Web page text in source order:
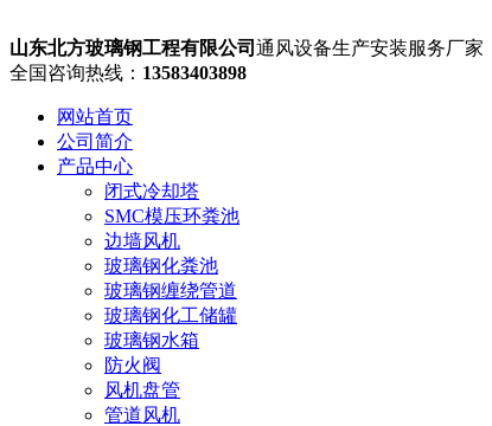
山东北方玻璃钢工程有限公司 通风设备生产安装服务厂家
全国咨询热线： 13583403898
网站首页
公司简介
产品中心
闭式冷却塔
SMC模压环粪池
边墙风机
玻璃钢化粪池
玻璃钢缠绕管道
玻璃钢化工储罐
玻璃钢水箱
防火阀
风机盘管
管道风机